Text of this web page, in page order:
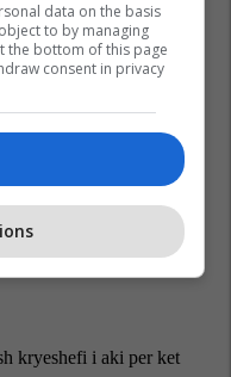
Kosst
data on the basis
to by managing
the bottom of this page
consent in privacy